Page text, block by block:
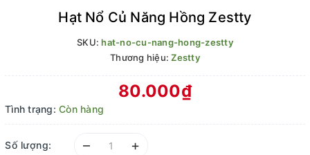
Hạt Nổ Củ Năng Hồng Zestty
SKU:hat-no-cu-nang-hong-zestty
Thương hiệu:Zestty
80.000₫
Tình trạng: Còn hàng
Số lượng: – +